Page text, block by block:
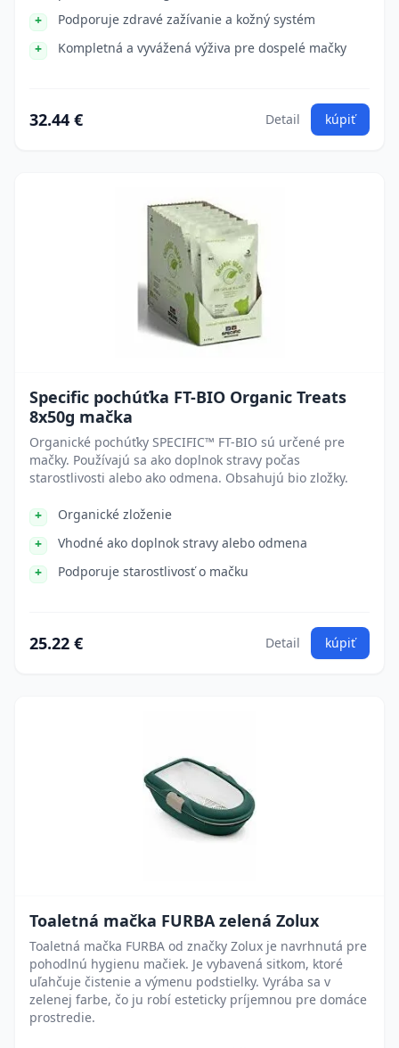
Podporuje zdravé zažívanie a kožný systém
Kompletná a vyvážená výživa pre dospelé mačky
32.44 € Detail kúpiť
Specific pochúťka FT-BIO Organic Treats
8x50g mačka
Organické pochúťky SPECIFIC™ FT-BIO sú určené pre
mačky. Používajú sa ako doplnok stravy počas
starostlivosti alebo ako odmena. Obsahujú bio zložky.
Organické zloženie
Vhodné ako doplnok stravy alebo odmena
Podporuje starostlivosť o mačku
25.22 € Detail kúpiť
Toaletná mačka FURBA zelená Zolux
Toaletná mačka FURBA od značky Zolux je navrhnutá pre
pohodlnú hygienu mačiek. Je vybavená sitkom, ktoré
uľahčuje čistenie a výmenu podstielky. Vyrába sa v
zelenej farbe, čo ju robí esteticky príjemnou pre domáce
prostredie.